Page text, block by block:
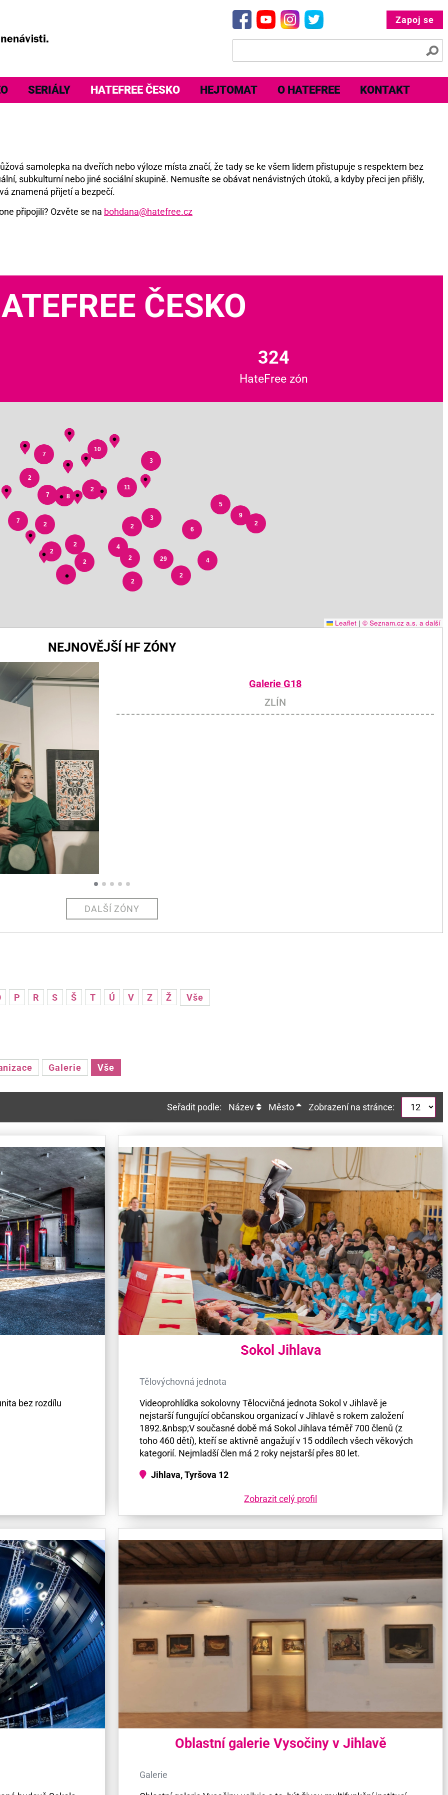
SERIÁLY HATEFREE ČESKO HEJTOMAT O HATEFREE KONTAKT
Zapoj se
samolepka na dveřích nebo výloze místa značí, že tady se ke všem lidem přistupuje s respektem bez
subkulturní nebo jiné sociální skupině. Nemusíte se obávat nenávistných útoků, a kdyby přeci jen přišly,
znamená přijetí a bezpečí.
připojili? Ozvěte se na bohdana@hatefree.cz
ČESKO
324
HateFree zón
2
2
5
9
2
6
4
2
2
4
2
29
3
3
10
11
2
7
7
2
2
3
2
2
7 178
Leaflet | © Seznam.cz a.s. a další
NEJNOVĚJŠÍ HF ZÓNY
Galerie G18
ZLÍN
DALŠÍ ZÓNY
P R S Š T Ú V Z Ž Vše
Galerie Vše
Seřadit podle: Název Město Zobrazení na stránce:
bez rozdílu
Sokol Jihlava
Tělovýchovná jednota
Videoprohlídka sokolovny Tělocvičná jednota Sokol v Jihlavě je
nejstarší fungující občanskou organizací v Jihlavě s rokem založení
1892.&nbsp;V současné době má Sokol Jihlava téměř 700 členů (z
toho 460 dětí), kteří se aktivně angažují v 15 oddílech všech věkových
kategorií. Nejmladší člen má 2 roky nejstarší přes 80 let.
Jihlava, Tyršova 12
Zobrazit celý profil
Oblastní galerie Vysočiny v Jihlavě
Galerie